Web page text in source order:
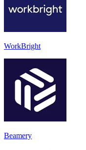
WorkBright
Beamery